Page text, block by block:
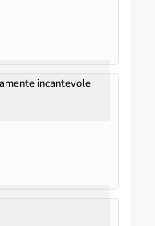
incantevole